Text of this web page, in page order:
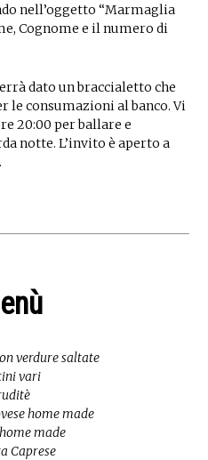
nell’oggetto “Marmaglia
Cognome e il numero di
dato un braccialetto che
le consumazioni al banco. Vi
20:00 per ballare e
notte. L’invito è aperto a
verdure saltate
vari
home made
made
Caprese